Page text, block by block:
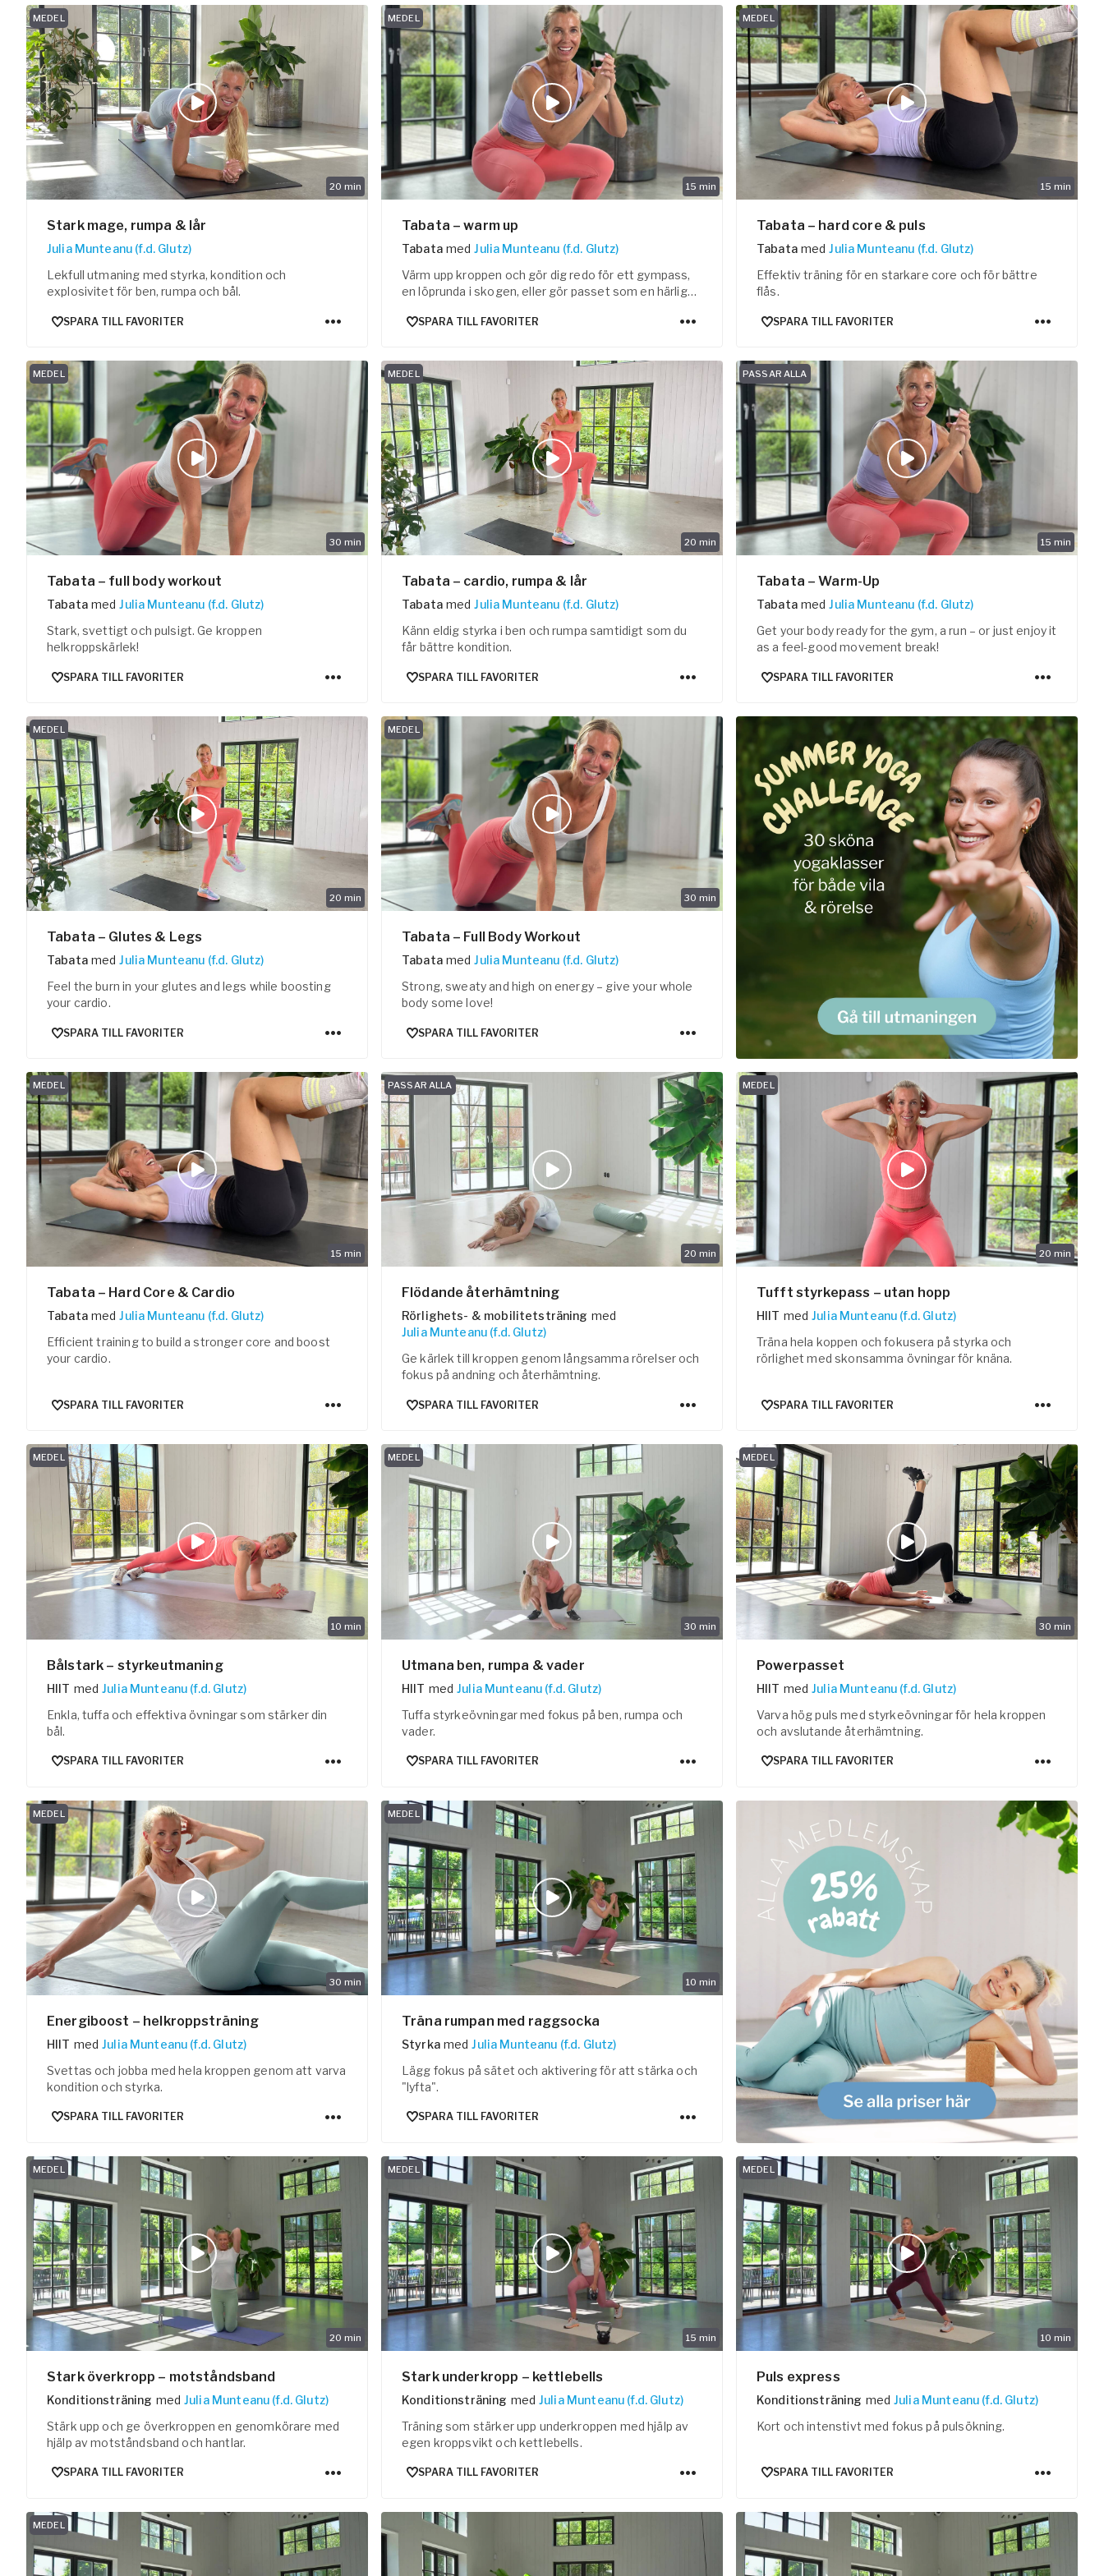
Yogobe för yogalärare
Hotell & Konferens
20 min
MEDEL
Stark mage, rumpa & lår
Julia Munteanu (f.d. Glutz)
Lekfull utmaning med styrka, kondition och
explosivitet för ben, rumpa och bål.
SPARA TILL FAVORITER
15 min
MEDEL
Tabata – warm up
Tabata med Julia Munteanu (f.d. Glutz)
Värm upp kroppen och gör dig redo för ett gympass,
en löprunda i skogen, eller gör passet som en härlig
SPARA TILL FAVORITER
15 min
MEDEL
Tabata – hard core & puls
Tabata med Julia Munteanu (f.d. Glutz)
Effektiv träning för en starkare core och för bättre
flås.
SPARA TILL FAVORITER
30 min
MEDEL
Tabata – full body workout
Tabata med Julia Munteanu (f.d. Glutz)
Stark, svettigt och pulsigt. Ge kroppen
helkroppskärlek!
SPARA TILL FAVORITER
20 min
MEDEL
Tabata – cardio, rumpa & lår
Tabata med Julia Munteanu (f.d. Glutz)
Känn eldig styrka i ben och rumpa samtidigt som du
får bättre kondition.
SPARA TILL FAVORITER
15 min
PASSAR ALLA
Tabata – Warm-Up
Tabata med Julia Munteanu (f.d. Glutz)
Get your body ready for the gym, a run – or just enjoy it
as a feel-good movement break!
SPARA TILL FAVORITER
20 min
MEDEL
Tabata – Glutes & Legs
Tabata med Julia Munteanu (f.d. Glutz)
Feel the burn in your glutes and legs while boosting
your cardio.
SPARA TILL FAVORITER
30 min
MEDEL
Tabata – Full Body Workout
Tabata med Julia Munteanu (f.d. Glutz)
Strong, sweaty and high on energy – give your whole
body some love!
SPARA TILL FAVORITER
15 min
MEDEL
Tabata – Hard Core & Cardio
Tabata med Julia Munteanu (f.d. Glutz)
Efficient training to build a stronger core and boost
your cardio.
SPARA TILL FAVORITER
20 min
PASSAR ALLA
Flödande återhämtning
Rörlighets- & mobilitetsträning med
Julia Munteanu (f.d. Glutz)
Ge kärlek till kroppen genom långsamma rörelser och
fokus på andning och återhämtning.
SPARA TILL FAVORITER
20 min
MEDEL
Tufft styrkepass – utan hopp
HIIT med Julia Munteanu (f.d. Glutz)
Träna hela koppen och fokusera på styrka och
rörlighet med skonsamma övningar för knäna.
SPARA TILL FAVORITER
10 min
MEDEL
Bålstark – styrkeutmaning
HIIT med Julia Munteanu (f.d. Glutz)
Enkla, tuffa och effektiva övningar som stärker din
bål.
SPARA TILL FAVORITER
30 min
MEDEL
Utmana ben, rumpa & vader
HIIT med Julia Munteanu (f.d. Glutz)
Tuffa styrkeövningar med fokus på ben, rumpa och
vader.
SPARA TILL FAVORITER
30 min
MEDEL
Powerpasset
HIIT med Julia Munteanu (f.d. Glutz)
Varva hög puls med styrkeövningar för hela kroppen
och avslutande återhämtning.
SPARA TILL FAVORITER
30 min
MEDEL
Energiboost – helkroppsträning
HIIT med Julia Munteanu (f.d. Glutz)
Svettas och jobba med hela kroppen genom att varva
kondition och styrka.
SPARA TILL FAVORITER
10 min
MEDEL
Träna rumpan med raggsocka
Styrka med Julia Munteanu (f.d. Glutz)
Lägg fokus på sätet och aktivering för att stärka och
"lyfta".
SPARA TILL FAVORITER
20 min
MEDEL
Stark överkropp – motståndsband
Konditionsträning med Julia Munteanu (f.d. Glutz)
Stärk upp och ge överkroppen en genomkörare med
hjälp av motståndsband och hantlar.
SPARA TILL FAVORITER
15 min
MEDEL
Stark underkropp – kettlebells
Konditionsträning med Julia Munteanu (f.d. Glutz)
Träning som stärker upp underkroppen med hjälp av
egen kroppsvikt och kettlebells.
SPARA TILL FAVORITER
10 min
MEDEL
Puls express
Konditionsträning med Julia Munteanu (f.d. Glutz)
Kort och intenstivt med fokus på pulsökning.
SPARA TILL FAVORITER
MEDEL